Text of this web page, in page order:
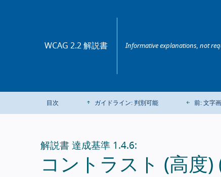
WCAG 2.2 解説書 Informative explanations, not
目次 ガイドライン: 判別可能 前: 文字
解説書 達成基準 1.4.6:
コントラスト (高度)